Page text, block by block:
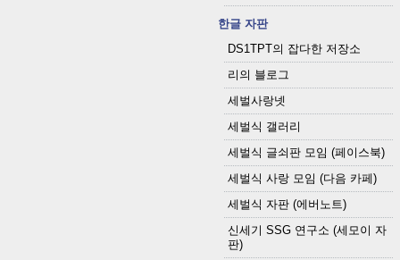
한글 자판
DS1TPT의 잡다한 저장소
리의 블로그
세벌사랑넷
세벌식 갤러리
세벌식 글쇠판 모임 (페이스북)
세벌식 사랑 모임 (다음 카페)
세벌식 자판 (에버노트)
신세기 SSG 연구소 (세모이 자
판)